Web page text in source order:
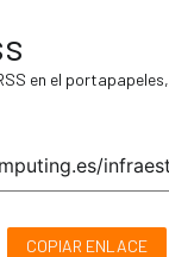
en el portapapeles,
COPIAR ENLACE